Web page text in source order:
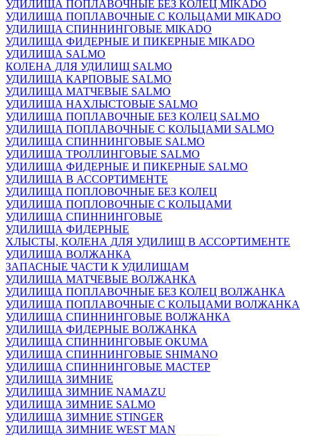
УДИЛИЩА ПОПЛАВОЧНЫЕ БЕЗ КОЛЕЦ MIKADO
УДИЛИЩА ПОПЛАВОЧНЫЕ С КОЛЬЦАМИ MIKADO
УДИЛИЩА СПИННИНГОВЫЕ MIKADO
УДИЛИЩА ФИДЕРНЫЕ И ПИКЕРНЫЕ MIKADO
УДИЛИЩА SALMO
КОЛЕНА ДЛЯ УДИЛИЩ SALMO
УДИЛИЩА КАРПОВЫЕ SALMO
УДИЛИЩА МАТЧЕВЫЕ SALMO
УДИЛИЩА НАХЛЫСТОВЫЕ SALMO
УДИЛИЩА ПОПЛАВОЧНЫЕ БЕЗ КОЛЕЦ SALMO
УДИЛИЩА ПОПЛАВОЧНЫЕ С КОЛЬЦАМИ SALMO
УДИЛИЩА СПИННИНГОВЫЕ SALMO
УДИЛИЩА ТРОЛЛИНГОВЫЕ SALMO
УДИЛИЩА ФИДЕРНЫЕ И ПИКЕРНЫЕ SALMO
УДИЛИЩА В АССОРТИМЕНТЕ
УДИЛИЩА ПОПЛОВОЧНЫЕ БЕЗ КОЛЕЦ
УДИЛИЩА ПОПЛОВОЧНЫЕ С КОЛЬЦАМИ
УДИЛИЩА СПИННИНГОВЫЕ
УДИЛИЩА ФИДЕРНЫЕ
ХЛЫСТЫ, КОЛЕНА ДЛЯ УДИЛИЩ В АССОРТИМЕНТЕ
УДИЛИЩА ВОЛЖАНКА
ЗАПАСНЫЕ ЧАСТИ К УДИЛИЩАМ
УДИЛИЩА МАТЧЕВЫЕ ВОЛЖАНКА
УДИЛИЩА ПОПЛАВОЧНЫЕ БЕЗ КОЛЕЦ ВОЛЖАНКА
УДИЛИЩА ПОПЛАВОЧНЫЕ С КОЛЬЦАМИ ВОЛЖАНКА
УДИЛИЩА СПИННИНГОВЫЕ ВОЛЖАНКА
УДИЛИЩА ФИДЕРНЫЕ ВОЛЖАНКА
УДИЛИЩА СПИННИНГОВЫЕ OKUMA
УДИЛИЩА СПИННИНГОВЫЕ SHIMANO
УДИЛИЩА СПИННИНГОВЫЕ МАСТЕР
УДИЛИЩА ЗИМНИЕ
УДИЛИЩА ЗИМНИЕ NAMAZU
УДИЛИЩА ЗИМНИЕ SALMO
УДИЛИЩА ЗИМНИЕ STINGER
УДИЛИЩА ЗИМНИЕ WEST MAN